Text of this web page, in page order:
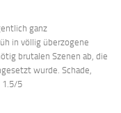
ganz
in völlig überzogene
brutalen Szenen ab, die
wurde. Schade,
1.5/5